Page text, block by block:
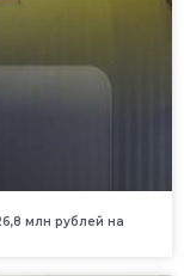
млн рублей на